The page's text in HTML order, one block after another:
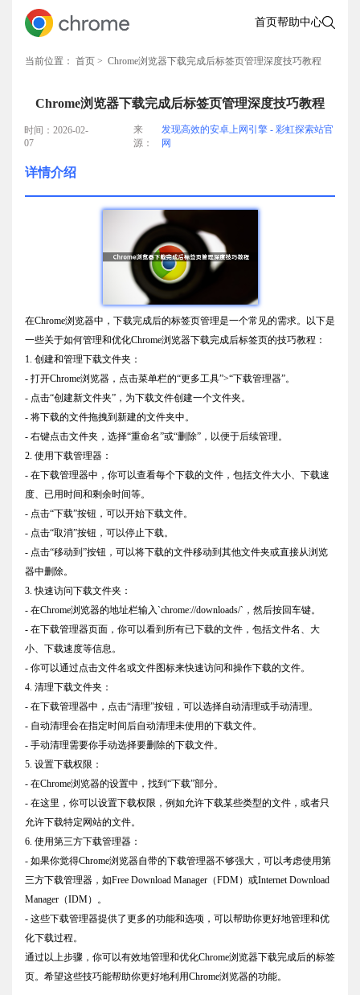
首页帮助中心
当前位置： 首页 > Chrome浏览器下载完成后标签页管理深度技巧教程
Chrome浏览器下载完成后标签页管理深度技巧教程
时间：2026-02-
07
来
源：
发现高效的安卓上网引擎 - 彩虹探索站官
网
详情介绍
在Chrome浏览器中，下载完成后的标签页管理是一个常见的需求。以下是
一些关于如何管理和优化Chrome浏览器下载完成后标签页的技巧教程：
1. 创建和管理下载文件夹：
- 打开Chrome浏览器，点击菜单栏的“更多工具”>“下载管理器”。
- 点击“创建新文件夹”，为下载文件创建一个文件夹。
- 将下载的文件拖拽到新建的文件夹中。
- 右键点击文件夹，选择“重命名”或“删除”，以便于后续管理。
2. 使用下载管理器：
- 在下载管理器中，你可以查看每个下载的文件，包括文件大小、下载速
度、已用时间和剩余时间等。
- 点击“下载”按钮，可以开始下载文件。
- 点击“取消”按钮，可以停止下载。
- 点击“移动到”按钮，可以将下载的文件移动到其他文件夹或直接从浏览
器中删除。
3. 快速访问下载文件夹：
- 在Chrome浏览器的地址栏输入`chrome://downloads/`，然后按回车键。
- 在下载管理器页面，你可以看到所有已下载的文件，包括文件名、大
小、下载速度等信息。
- 你可以通过点击文件名或文件图标来快速访问和操作下载的文件。
4. 清理下载文件夹：
- 在下载管理器中，点击“清理”按钮，可以选择自动清理或手动清理。
- 自动清理会在指定时间后自动清理未使用的下载文件。
- 手动清理需要你手动选择要删除的下载文件。
5. 设置下载权限：
- 在Chrome浏览器的设置中，找到“下载”部分。
- 在这里，你可以设置下载权限，例如允许下载某些类型的文件，或者只
允许下载特定网站的文件。
6. 使用第三方下载管理器：
- 如果你觉得Chrome浏览器自带的下载管理器不够强大，可以考虑使用第
三方下载管理器，如Free Download Manager（FDM）或Internet Download
Manager（IDM）。
- 这些下载管理器提供了更多的功能和选项，可以帮助你更好地管理和优
化下载过程。
通过以上步骤，你可以有效地管理和优化Chrome浏览器下载完成后的标签
页。希望这些技巧能帮助你更好地利用Chrome浏览器的功能。